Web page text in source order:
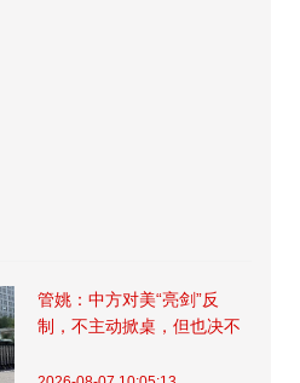
管姚：中方对美“亮剑”反
制，不主动掀桌，但也决不